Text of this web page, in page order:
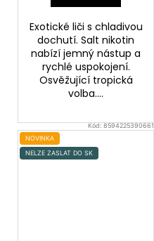
Exotické liči s chladivou
dochutí. Salt nikotin
nabízí jemný nástup a
rychlé uspokojení.
Osvěžující tropická
volba....
Kód: 8594225390661
NOVINKA
NELZE ZASLAT DO SK